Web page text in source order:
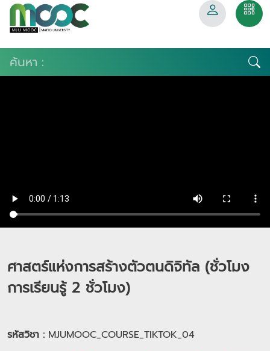
ศาสตร์แห่งการสร้างตัวตนดิจิทัล (ชั่วโมง
การเรียนรู้ 2 ชั่วโมง)
รหัสวิชา : MJUMOOC_COURSE_TIKTOK_04